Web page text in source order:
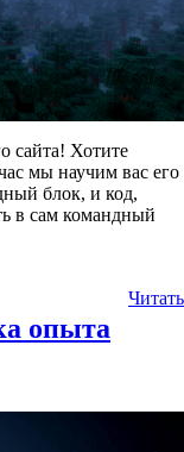
сайта! Хотите
мы научим вас его
блок, и код,
в сам командный
Читать
опыта